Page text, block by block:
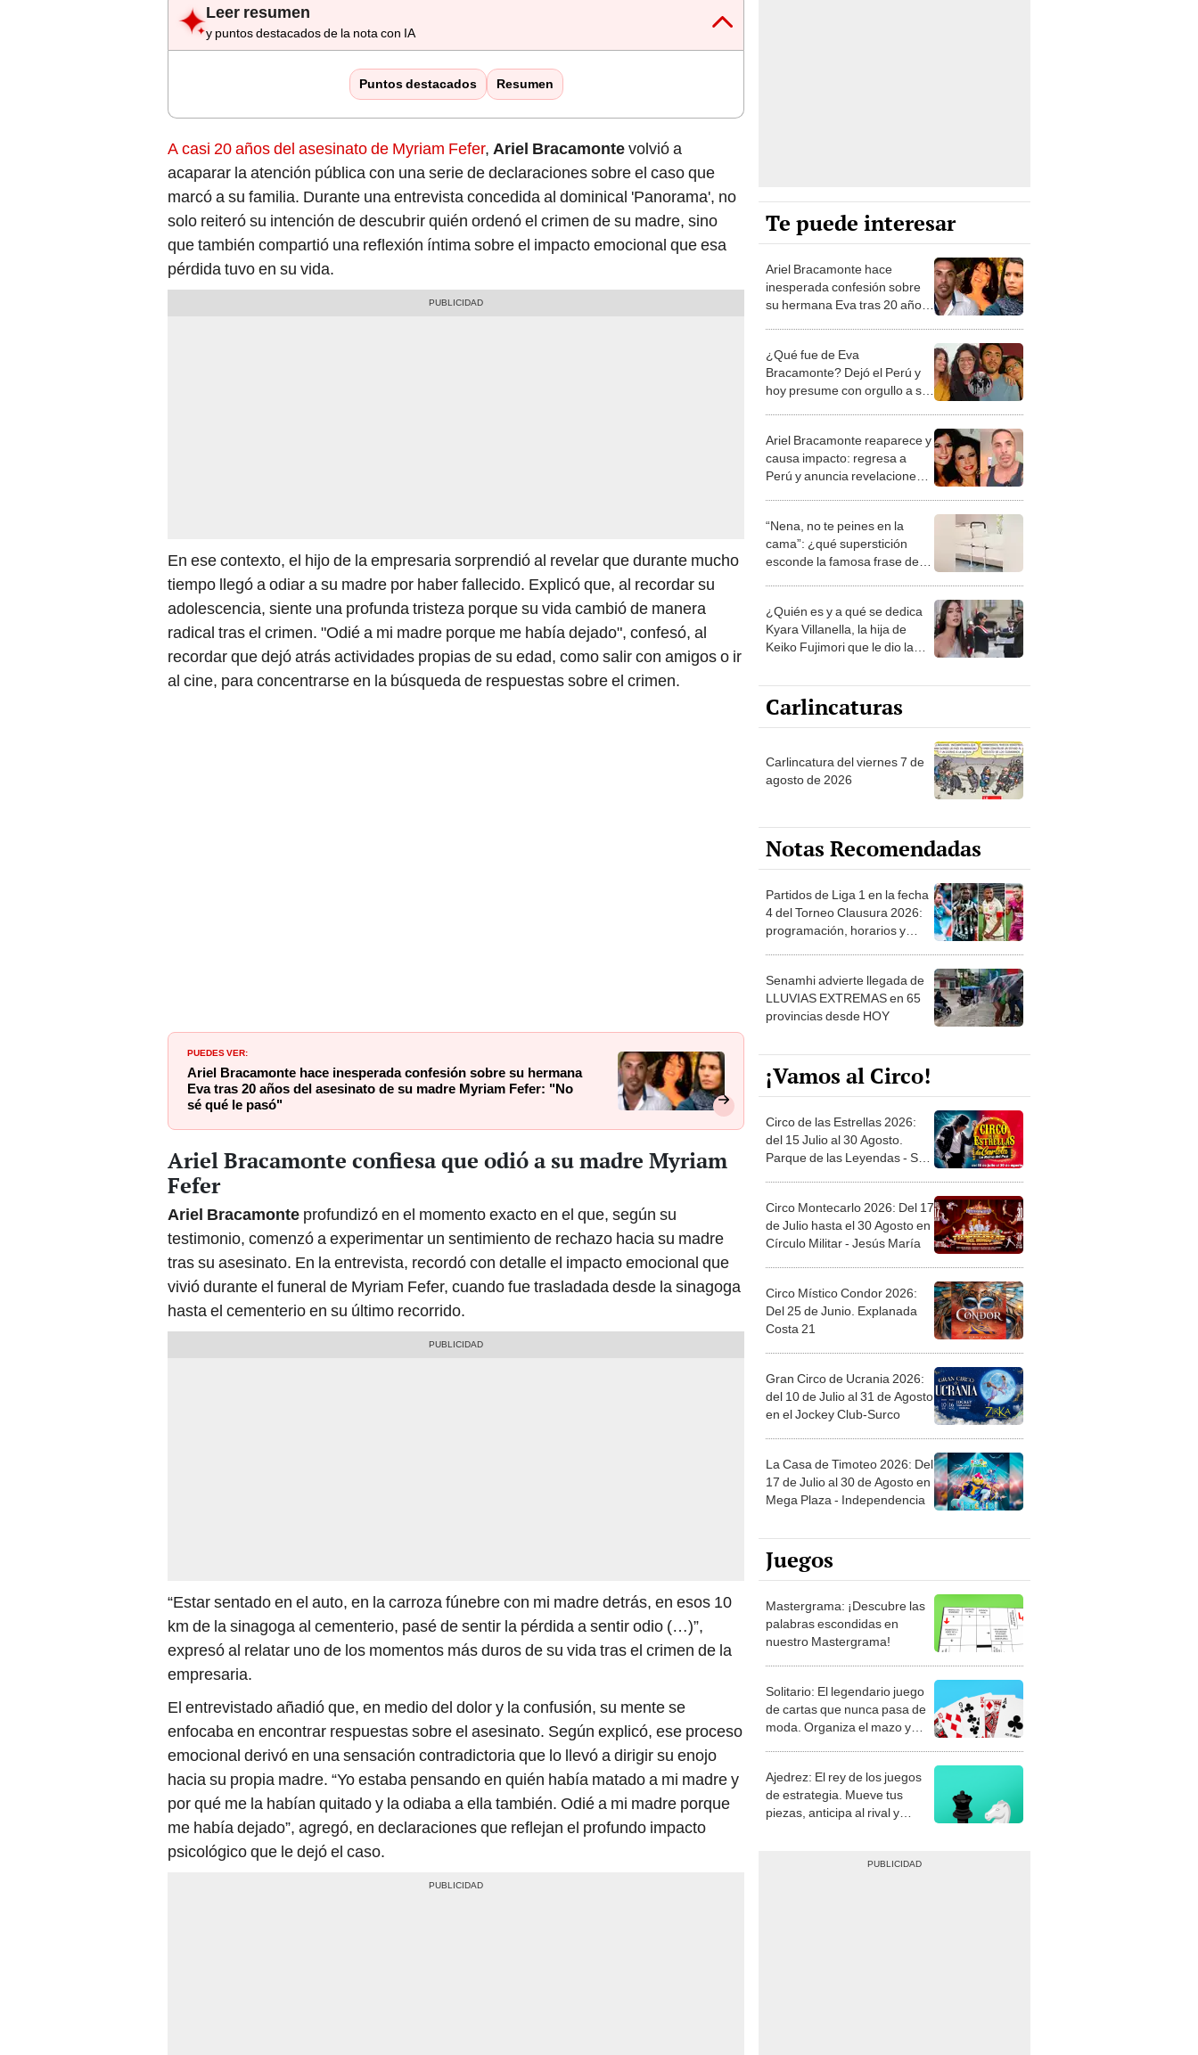
Leer resumen
y puntos destacados de la nota con IA
Puntos destacados Resumen
A casi 20 años del asesinato de Myriam Fefer, Ariel Bracamontevolvió a
acaparar la atención pública con una serie de declaraciones sobre el caso que
marcó a su familia. Durante una entrevista concedida al dominical 'Panorama', no
solo reiteró su intención de descubrir quién ordenó el crimen de su madre, sino
que también compartió una reflexión íntima sobre el impacto emocional que esa
pérdida tuvo en su vida.
En ese contexto, el hijo de la empresaria sorprendió al revelar que durante mucho
tiempo llegó a odiar a su madre por haber fallecido. Explicó que, al recordar su
adolescencia, siente una profunda tristeza porque su vida cambió de manera
radical tras el crimen. "Odié a mi madre porque me había dejado", confesó, al
recordar que dejó atrás actividades propias de su edad, como salir con amigos o ir
al cine, para concentrarse en la búsqueda de respuestas sobre el crimen.
PUEDES VER:
Ariel Bracamonte hace inesperada confesión sobre su hermana
Eva tras 20 años del asesinato de su madre Myriam Fefer: "No
sé qué le pasó"
Ariel Bracamonte confiesa que odió a su madre Myriam
Fefer
Ariel Bracamonte profundizó en el momento exacto en el que, según su
testimonio, comenzó a experimentar un sentimiento de rechazo hacia su madre
tras su asesinato. En la entrevista, recordó con detalle el impacto emocional que
vivió durante el funeral de Myriam Fefer, cuando fue trasladada desde la sinagoga
hasta el cementerio en su último recorrido.
“Estar sentado en el auto, en la carroza fúnebre con mi madre detrás, en esos 10
km de la sinagoga al cementerio, pasé de sentir la pérdida a sentir odio (…)”,
expresó al relatar uno de los momentos más duros de su vida tras el crimen de la
empresaria.
El entrevistado añadió que, en medio del dolor y la confusión, su mente se
enfocaba en encontrar respuestas sobre el asesinato. Según explicó, ese proceso
emocional derivó en una sensación contradictoria que lo llevó a dirigir su enojo
hacia su propia madre. “Yo estaba pensando en quién había matado a mi madre y
por qué me la habían quitado y la odiaba a ella también. Odié a mi madre porque
me había dejado”, agregó, en declaraciones que reflejan el profundo impacto
psicológico que le dejó el caso.
Te puede interesar
Ariel Bracamonte hace
inesperada confesión sobre
su hermana Eva tras 20 años
pasó"
¿Qué fue de Eva
Bracamonte? Dejó el Perú y
hoy presume con orgullo a su
Ariel Bracamonte reaparece y
causa impacto: regresa a
Perú y anuncia revelaciones
“Nena, no te peines en la
cama”: ¿qué superstición
esconde la famosa frase de
¿Quién es y a qué se dedica
Kyara Villanella, la hija de
Keiko Fujimori que le dio la
Carlincaturas
Carlincatura del viernes 7 de
agosto de 2026
Notas Recomendadas
Partidos de Liga 1 en la fecha
4 del Torneo Clausura 2026:
programación, horarios y
Senamhi advierte llegada de
LLUVIAS EXTREMAS en 65
provincias desde HOY
¡Vamos al Circo!
Circo de las Estrellas 2026:
del 15 Julio al 30 Agosto.
Parque de las Leyendas - San
Circo Montecarlo 2026: Del 17
de Julio hasta el 30 Agosto en
Círculo Militar - Jesús María
Circo Místico Condor 2026:
Del 25 de Junio. Explanada
Costa 21
Gran Circo de Ucrania 2026:
del 10 de Julio al 31 de Agosto
en el Jockey Club-Surco
La Casa de Timoteo 2026: Del
17 de Julio al 30 de Agosto en
Mega Plaza - Independencia
Juegos
Mastergrama: ¡Descubre las
palabras escondidas en
nuestro Mastergrama!
Solitario: El legendario juego
de cartas que nunca pasa de
moda. Organiza el mazo y
Ajedrez: El rey de los juegos
de estrategia. Mueve tus
piezas, anticipa al rival y